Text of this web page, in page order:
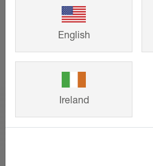
VÍCE INFORMACÍ
English
Ireland